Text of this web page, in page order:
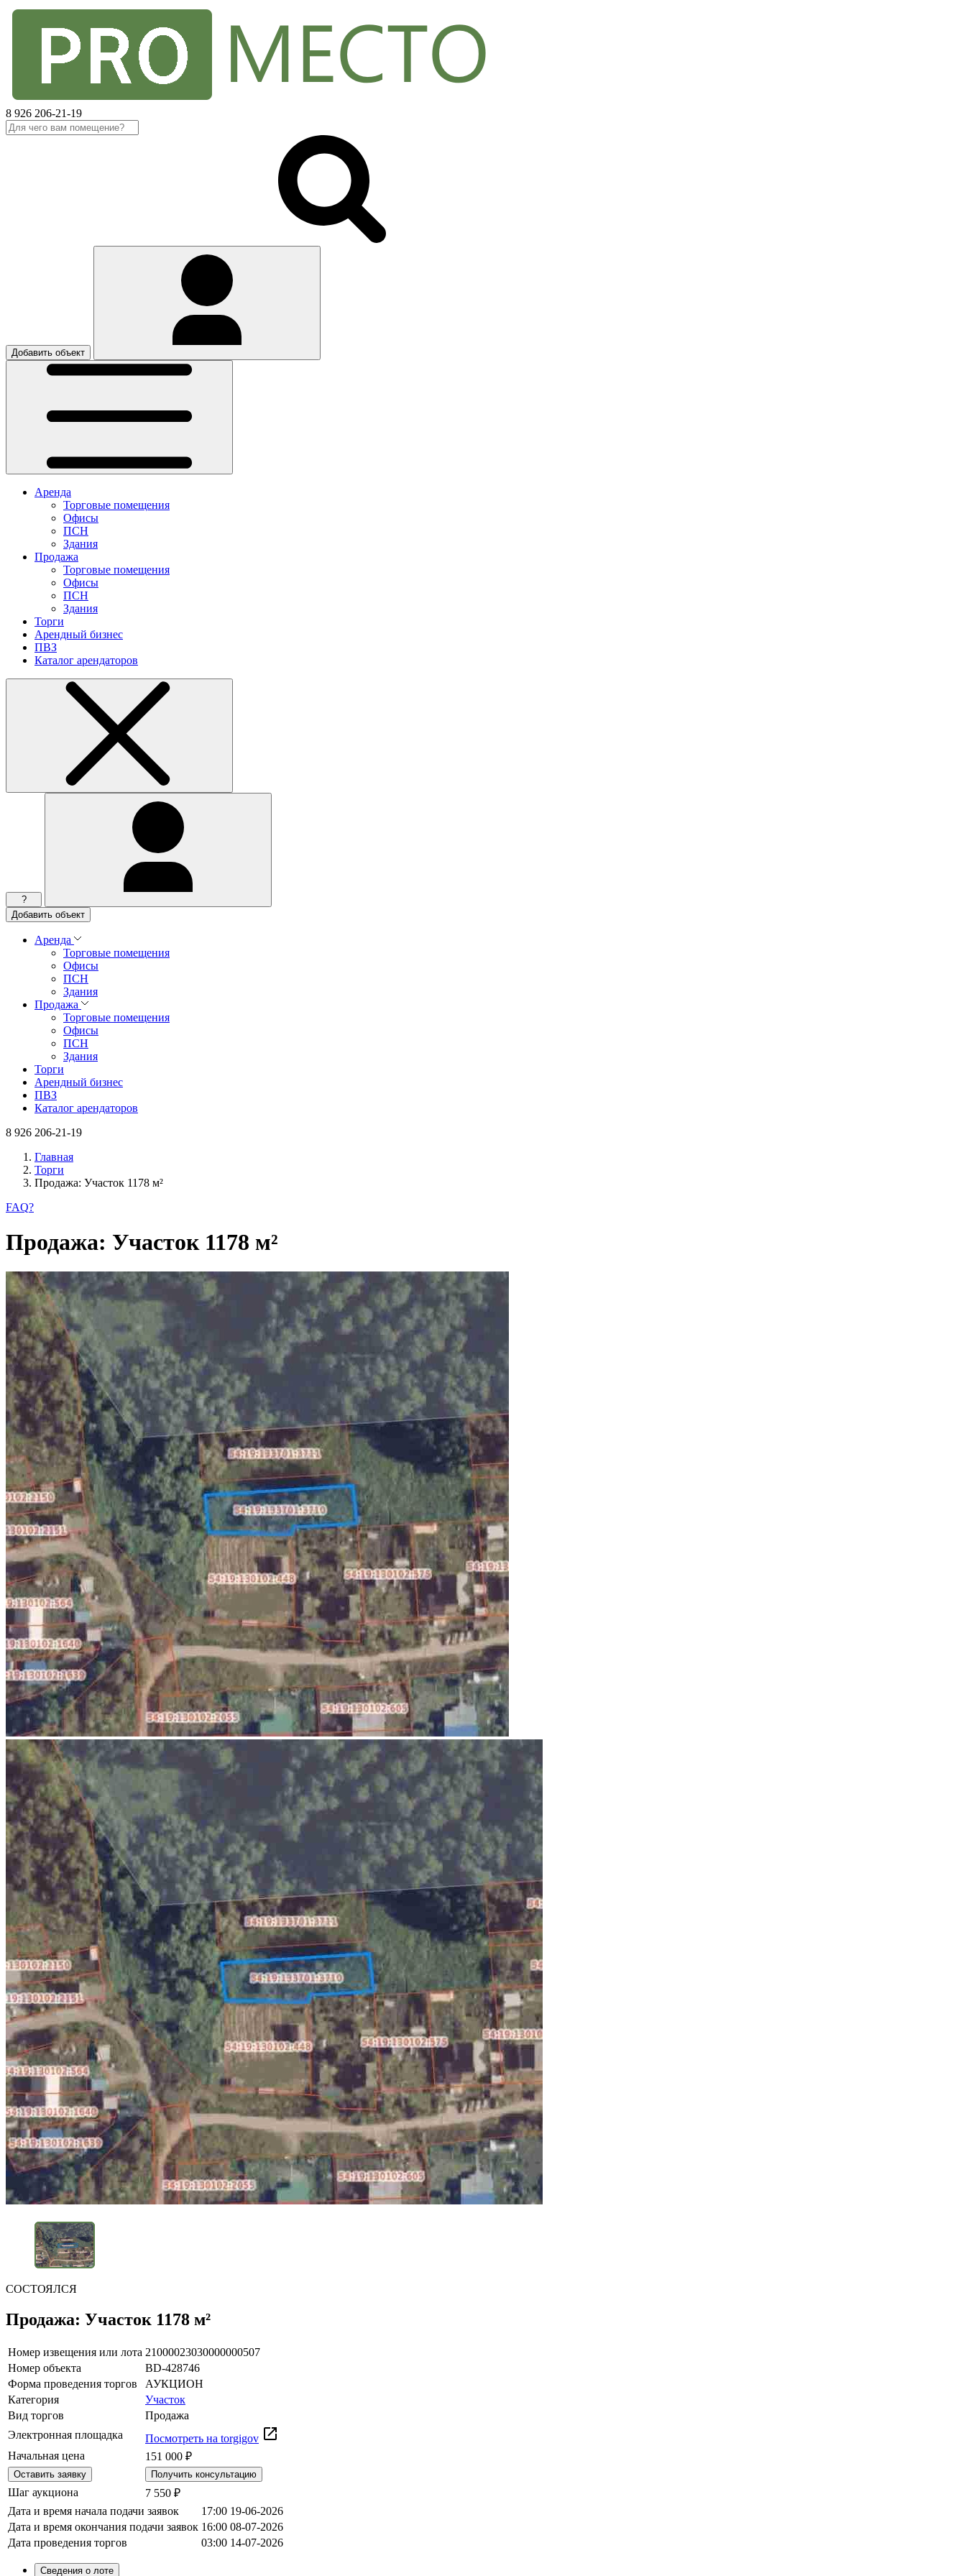
8 926 206-21-19
Добавить объект
Аренда
Торговые помещения
Офисы
ПСН
Здания
Продажа
Торговые помещения
Офисы
ПСН
Здания
Торги
Арендный бизнес
ПВЗ
Каталог арендаторов
?
Добавить объект
Аренда
Торговые помещения
Офисы
ПСН
Здания
Продажа
Торговые помещения
Офисы
ПСН
Здания
Торги
Арендный бизнес
ПВЗ
Каталог арендаторов
8 926 206-21-19
Главная
Торги
Продажа: Участок 1178 м²
FAQ?
Продажа: Участок 1178 м²
СОСТОЯЛСЯ
Продажа: Участок 1178 м²
Номер извещения или лота 21000023030000000507
Номер объекта
BD-428746
Форма проведения торгов
АУКЦИОН
Категория
Участок
Вид торгов
Продажа
Электронная площадка
Посмотреть на torgigov
Начальная цена
151 000 ₽
Оставить заявку Получить консультацию
Шаг аукциона
7 550 ₽
Дата и время начала подачи заявок
17:00 19-06-2026
Дата и время окончания подачи заявок 16:00 08-07-2026
Дата проведения торгов
03:00 14-07-2026
Сведения о лоте